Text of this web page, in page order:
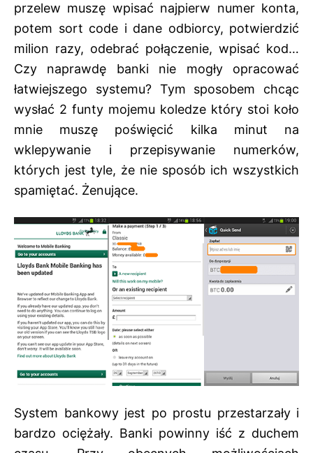
przelew muszę wpisać najpierw numer konta,
potem sort code i dane odbiorcy, potwierdzić
milion razy, odebrać połączenie, wpisać kod…
Czy naprawdę banki nie mogły opracować
łatwiejszego systemu? Tym sposobem chcąc
wysłać 2 funty mojemu koledze który stoi koło
mnie muszę poświęcić kilka minut na
wklepywanie i przepisywanie numerków,
których jest tyle, że nie sposób ich wszystkich
spamiętać. Żenujące.
System bankowy jest po prostu przestarzały i
bardzo ociężały. Banki powinny iść z duchem